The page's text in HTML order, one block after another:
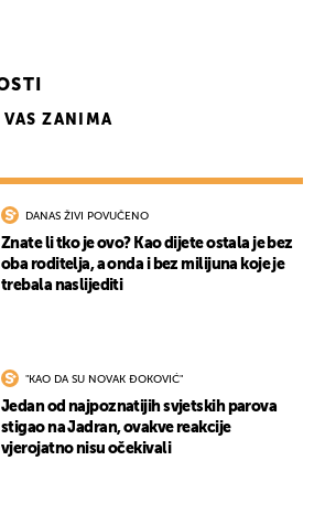
ZANIMA
DANAS ŽIVI POVUČENO
Znate li tko je ovo? Kao dijete ostala je bez
oba roditelja, a onda i bez milijuna koje je
trebala naslijediti
"KAO DA SU NOVAK ĐOKOVIĆ"
Jedan od najpoznatijih svjetskih parova
stigao na Jadran, ovakve reakcije
vjerojatno nisu očekivali
NOTIFIKACIJE